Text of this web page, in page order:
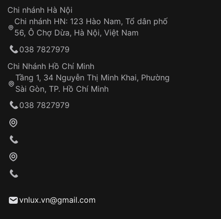
Hotline: 0585 215 215
Từ khóa SEO:
Khách hàng kiểm tra và thanh toán trực tiếp
Từ khóa SEO:
Đảm bảo quyền lợi khách hàng
Đồng hành cùng khách hàng trong suốt quá
trình sử dụng
Chi nhánh Hà Nội
Chi nhánh HN: 123 Hào Nam, Tổ dân phố
56, Ô Chợ Dừa, Hà Nội, Việt Nam
038 7827979
Chi Nhánh Hồ Chí Minh
Tầng 1, 34 Nguyễn Thị Minh Khai, Phường
Sài Gòn, TP. Hồ Chí Minh
038 7827979
vnlux.vn@gmail.com